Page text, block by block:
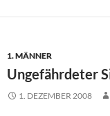
1. MÄNNER
Ungefährdeter
1. DEZEMBER 2008